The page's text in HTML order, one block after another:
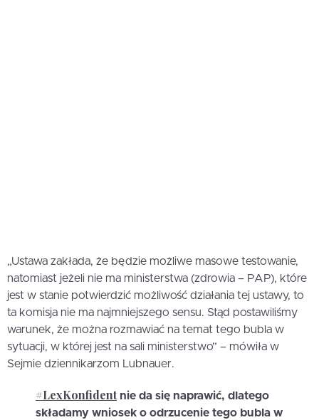
„Ustawa zakłada, że będzie możliwe masowe testowanie,
natomiast jeżeli nie ma ministerstwa (zdrowia – PAP), które
jest w stanie potwierdzić możliwość działania tej ustawy, to
ta komisja nie ma najmniejszego sensu. Stąd postawiliśmy
warunek, że można rozmawiać na temat tego bubla w
sytuacji, w której jest na sali ministerstwo” – mówiła w
Sejmie dziennikarzom Lubnauer.
#LexKonfidentnie da się naprawić, dlatego
składamy wniosek o odrzucenie tego bubla w